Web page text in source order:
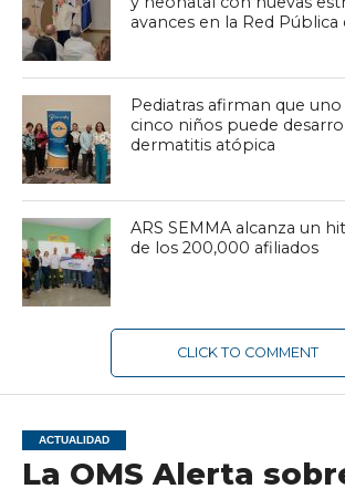
avances en la Red Pública
Pediatras afirman que uno
cinco niños puede
dermatitis atópica
ARS SEMMA alcanza un
de los 200,000 afiliados
CLICK TO COMMENT
ACTUALIDAD
La OMS Alerta